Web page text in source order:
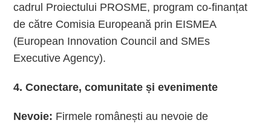
cadrul Proiectului PROSME, program co-finanțat
de către Comisia Europeană prin EISMEA
(European Innovation Council and SMEs
Executive Agency).
4. Conectare, comunitate și evenimente
Nevoie: Firmele românești au nevoie de